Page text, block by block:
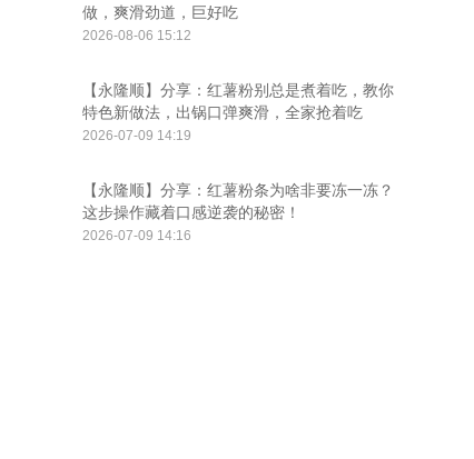
做，爽滑劲道，巨好吃
2026-08-06 15:12
【永隆顺】分享：红薯粉别总是煮着吃，教你
特色新做法，出锅口弹爽滑，全家抢着吃
2026-07-09 14:19
【永隆顺】分享：红薯粉条为啥非要冻一冻？
这步操作藏着口感逆袭的秘密！
2026-07-09 14:16